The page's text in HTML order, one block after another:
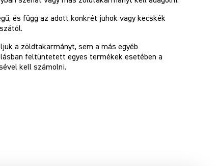
és függ az adott konkrét juhok vagy kecskék
a zöldtakarmányt, sem a más egyéb
feltüntetett egyes termékek esetében a
kell számolni.